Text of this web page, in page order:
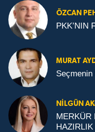
ÖZCAN
PKK’NIN
MURAT
Seçmenin
NILGÜN
MERKÜR